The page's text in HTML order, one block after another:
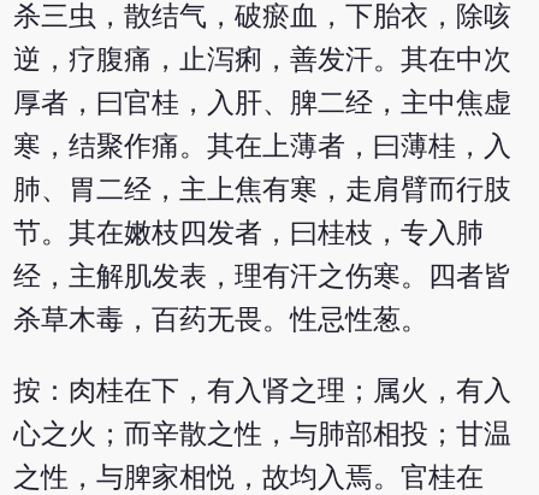
杀三虫，散结气，破瘀血，下胎衣，除咳
逆，疗腹痛，止泻痢，善发汗。其在中次
厚者，曰官桂，入肝、脾二经，主中焦虚
寒，结聚作痛。其在上薄者，曰薄桂，入
肺、胃二经，主上焦有寒，走肩臂而行肢
节。其在嫩枝四发者，曰桂枝，专入肺
经，主解肌发表，理有汗之伤寒。四者皆
杀草木毒，百药无畏。性忌性葱。
按：肉桂在下，有入肾之理；属火，有入
心之火；而辛散之性，与肺部相投；甘温
之性，与脾家相悦，故均入焉。官桂在